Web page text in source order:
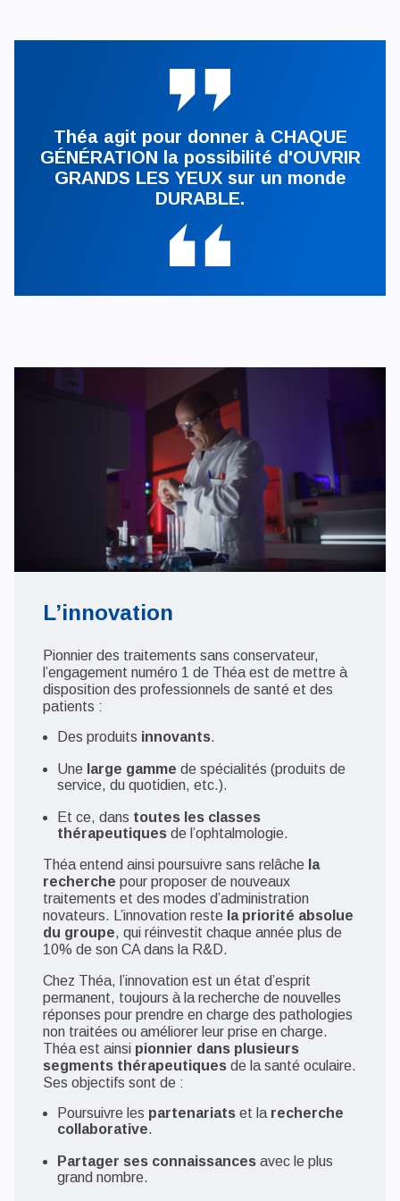
Théa agit pour donner à CHAQUE
GÉNÉRATION la possibilité d'OUVRIR
GRANDS LES YEUX sur un monde
DURABLE.
L’innovation
Pionnier des traitements sans conservateur,
l’engagement numéro 1 de Théa est de mettre à
disposition des professionnels de santé et des
patients :
Des produits innovants.
Une large gamme de spécialités (produits de
service, du quotidien, etc.).
Et ce, dans toutes les classes
thérapeutiques de l’ophtalmologie.
Théa entend ainsi poursuivre sans relâche la
recherche pour proposer de nouveaux
traitements et des modes d’administration
novateurs. L’innovation reste la priorité absolue
du groupe, qui réinvestit chaque année plus de
10% de son CA dans la R&D.
Chez Théa, l’innovation est un état d’esprit
permanent, toujours à la recherche de nouvelles
réponses pour prendre en charge des pathologies
non traitées ou améliorer leur prise en charge.
Théa est ainsi pionnier dans plusieurs
segments thérapeutiques de la santé oculaire.
Ses objectifs sont de :
Poursuivre les partenariats et la recherche
collaborative.
Partager ses connaissances avec le plus
grand nombre.